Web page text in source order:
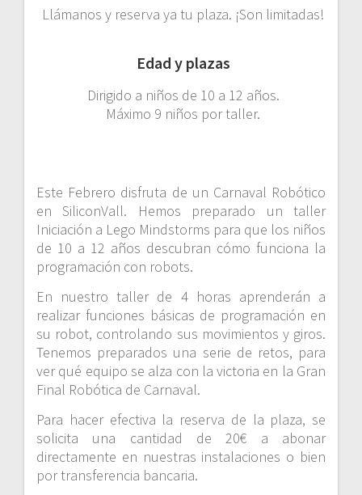
Llámanos y reserva ya tu plaza. ¡Son limitadas!
Edad y plazas
Dirigido a niños de 10 a 12 años.
Máximo 9 niños por taller.
Este Febrero disfruta de un Carnaval Robótico
en SiliconVall. Hemos preparado un taller
Iniciación a Lego Mindstorms para que los niños
de 10 a 12 años descubran cómo funciona la
programación con robots.
En nuestro taller de 4 horas aprenderán a
realizar funciones básicas de programación en
su robot, controlando sus movimientos y giros.
Tenemos preparados una serie de retos, para
ver qué equipo se alza con la victoria en la Gran
Final Robótica de Carnaval.
Para hacer efectiva la reserva de la plaza, se
solicita una cantidad de 20€ a abonar
directamente en nuestras instalaciones o bien
por transferencia bancaria.